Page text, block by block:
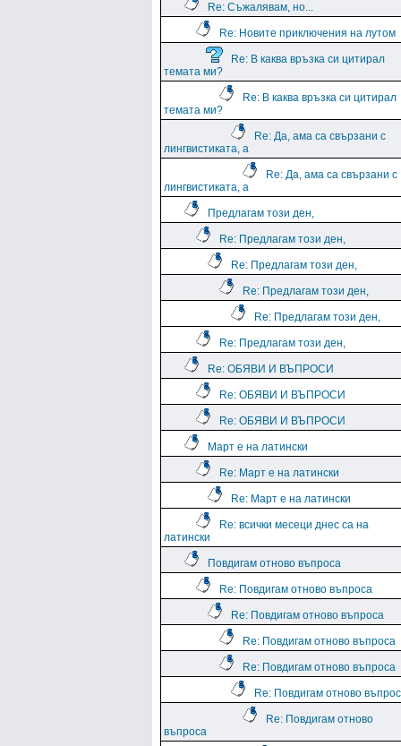
Re: Съжалявам, но...
Re: Новите приключения на лутом
Re: В каква връзка си цитирал
темата ми?
Re: В каква връзка си цитирал
темата ми?
Re: Да, ама са свързани с
лингвистиката, а
Re: Да, ама са свързани с
лингвистиката, а
Предлагам този ден,
Re: Предлагам този ден,
Re: Предлагам този ден,
Re: Предлагам този ден,
Re: Предлагам този ден,
Re: Предлагам този ден,
Re: ОБЯВИ И ВЪПРОСИ
Re: ОБЯВИ И ВЪПРОСИ
Re: ОБЯВИ И ВЪПРОСИ
Март е на латински
Re: Март е на латински
Re: Март е на латински
Re: всички месеци днес са на
латински
Повдигам отново въпроса
Re: Повдигам отново въпроса
Re: Повдигам отново въпроса
Re: Повдигам отново въпроса
Re: Повдигам отново въпроса
Re: Повдигам отново
Re: Повдигам отново
въпроса